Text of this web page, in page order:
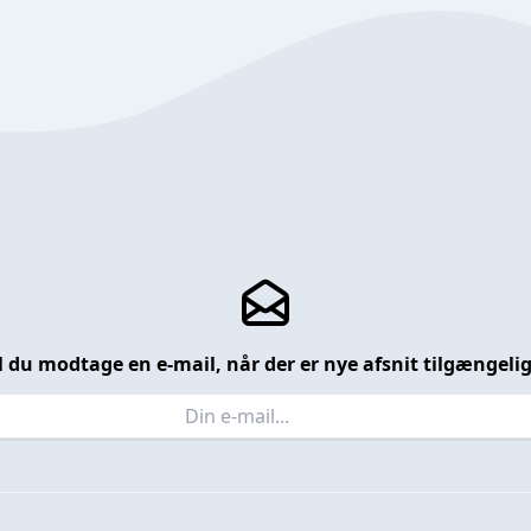
du modtage en e-mail, når der er nye afsnit